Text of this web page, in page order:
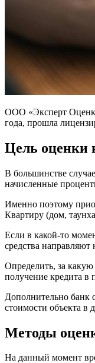
ООО «Эксперт
года, прошла
Цель оценки
В большинстве
начисленные
Именно поэтому
Квартиру (дом,
Если в какой-то
средства
Определить, за
получение кредита в
Дополнительно банк
стоимости объекта в
Методы
На данный момент